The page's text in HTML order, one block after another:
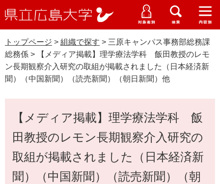
ー
ジ
先
頭
で
ニ
ュ
を
飛
ば
ニ
ー
ニ
ュ
ー
ニ
ュ
ー
立
大
学
受験生の皆さま
在学生の皆さま
地域・企業の皆さま
教職員の皆さま
受験生特設サイト
WEB版大学案内
資料請求
Languages
English
中文簡体 한국어 日本語
大学概要
学部・大学院・専攻科
学生生活・就職支援
研究・地域連携・国際交流
入試情報
トップページ > 組織で探す > 三原キャンパス事務部総務課
総務係 >
【メディア掲載】理学療法学科 飯田教授のレモ
ン長期観察介入研究の取組が掲載されました（日本経済新
聞）（中国新聞）（読売新聞）（朝日新聞）他
【メディア掲載】理学療法学科 飯
田教授のレモン長期観察介入研究の
取組が掲載されました（日本経済新
聞）（中国新聞）（読売新聞）（朝